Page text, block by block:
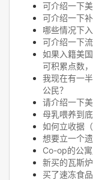
可介绍一下
可介绍一下
哪些情况下
可介绍一下流
如果入籍美
可积累点数
我现在有一
公民？
请介绍一下
母乳喂养到
如何立收据
想要立一个
Co-op的公
新买的瓦斯
买了速冻食